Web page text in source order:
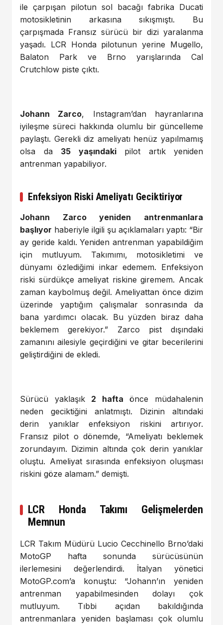
ile çarpışan pilotun sol bacağı fabrika Ducati
motosikletinin arkasına sıkışmıştı. Bu
çarpışmada Fransız sürücü bir dizi yaralanma
yaşadı. LCR Honda pilotunun yerine Mugello,
Balaton Park ve Brno yarışlarında Cal
Crutchlow piste çıktı.
Johann Zarco, Instagram’dan hayranlarına
iyileşme süreci hakkında olumlu bir güncelleme
paylaştı. Gerekli diz ameliyatı henüz yapılmamış
olsa da 35 yaşındakipilot artık yeniden
antrenman yapabiliyor.
Enfeksiyon Riski Ameliyatı Geciktiriyor
Johann Zarco yeniden antrenmanlara
başlıyor haberiyle ilgili şu açıklamaları yaptı: “Bir
ay geride kaldı. Yeniden antrenman yapabildiğim
için mutluyum. Takımımı, motosikletimi ve
dünyamı özlediğimi inkar edemem. Enfeksiyon
riski sürdükçe ameliyat riskine giremem. Ancak
zaman kaybolmuş değil. Ameliyattan önce dizim
üzerinde yaptığım çalışmalar sonrasında da
bana yardımcı olacak. Bu yüzden biraz daha
beklemem gerekiyor.” Zarco pist dışındaki
zamanını ailesiyle geçirdiğini ve gitar becerilerini
geliştirdiğini de ekledi.
Sürücü yaklaşık 2 hafta önce müdahalenin
neden geciktiğini anlatmıştı. Dizinin altındaki
derin yanıklar enfeksiyon riskini artırıyor.
Fransız pilot o dönemde, “Ameliyatı beklemek
zorundayım. Dizimin altında çok derin yanıklar
oluştu. Ameliyat sırasında enfeksiyon oluşması
riskini göze alamam.” demişti.
LCR Honda Takımı Gelişmelerden
Memnun
LCR Takım Müdürü Lucio Cecchinello Brno’daki
MotoGP hafta sonunda sürücüsünün
ilerlemesini değerlendirdi. İtalyan yönetici
MotoGP.com’a konuştu: “Johann’ın yeniden
antrenman yapabilmesinden dolayı çok
mutluyum. Tıbbi açıdan bakıldığında
antrenmanlara yeniden başlaması çok olumlu